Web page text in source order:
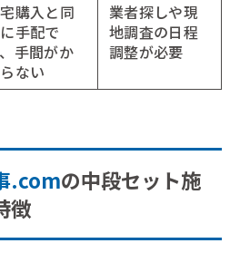
購入と同
手配で
手間がか
ない
業者探しや現
地調査の日程
調整が必要
.comの中段セット施
徴